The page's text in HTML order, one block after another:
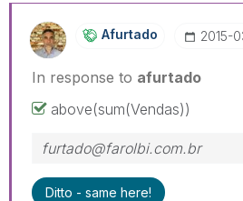
Afurtado ‎2015-
In response to afurtado
above(sum(Vendas))
furtado@farolbi.com.br
Ditto - same here!